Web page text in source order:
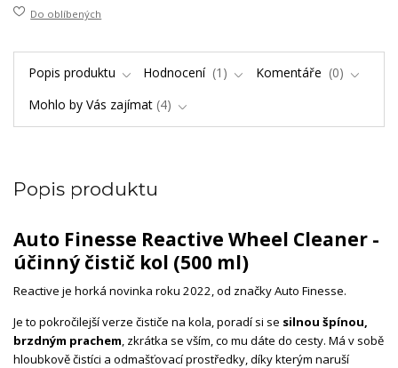
Do oblíbených
Popis produktu Hodnocení 1 Komentáře
0
Mohlo by Vás zajímat 4
Popis produktu
Auto Finesse Reactive Wheel Cleaner -
účinný čistič kol (500 ml)
Reactive je horká novinka roku 2022, od značky Auto Finesse.
Je to pokročilejší verze čističe na kola, poradí si se silnou špínou,
brzdným prachem, zkrátka se vším, co mu dáte do cesty. Má v sobě
hloubkově čistíci a odmašťovací prostředky, díky kterým naruší